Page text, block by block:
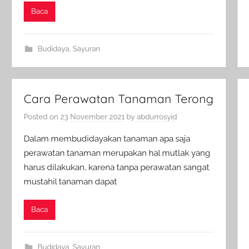
Baca
Budidaya, Sayuran
Cara Perawatan Tanaman Terong
Posted on 23 November 2021 by abdurrosyid
Dalam membudidayakan tanaman apa saja
perawatan tanaman merupakan hal mutlak yang
harus dilakukan, karena tanpa perawatan sangat
mustahil tanaman dapat
Baca
Budidaya Sayuran